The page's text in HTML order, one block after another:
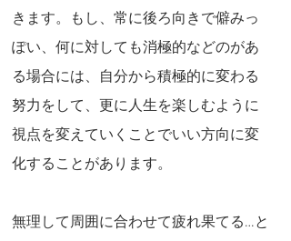
きます。もし、常に後ろ向きで僻みっ
ぽい、何に対しても消極的などのがあ
る場合には、自分から積極的に変わる
努力をして、更に人生を楽しむように
視点を変えていくことでいい方向に変
化することがあります。
無理して周囲に合わせて疲れ果てる…と